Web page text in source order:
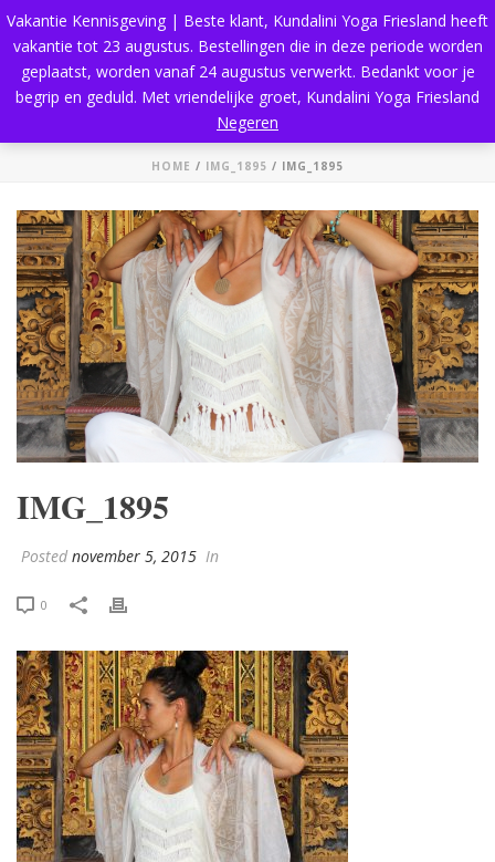
HOME / IMG_1895 / IMG_1895
IMG_1895
Posted november 5, 2015 In
0
Vakantie Kennisgeving | Beste klant, Kundalini Yoga Friesland heeft
vakantie tot 23 augustus. Bestellingen die in deze periode worden
geplaatst, worden vanaf 24 augustus verwerkt. Bedankt voor je
begrip en geduld. Met vriendelijke groet, Kundalini Yoga Friesland
Negeren